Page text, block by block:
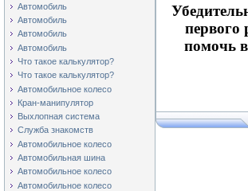
Автомобиль
Автомобиль
Автомобиль
Автомобиль
Что такое калькулятор?
Что такое калькулятор?
Автомобильное колесо
Кран-манипулятор
Выхлопная система
Служба знакомств
Автомобильное колесо
Автомобильная шина
Автомобильное колесо
Автомобильное колесо
первого
помочь